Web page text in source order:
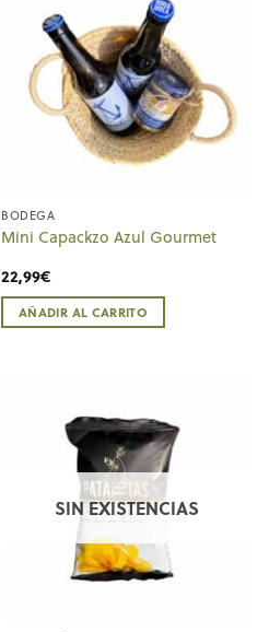
BODEGA
Mini Capackzo Azul Gourmet
22,99€
AÑADIR AL CARRITO
SIN EXISTENCIAS